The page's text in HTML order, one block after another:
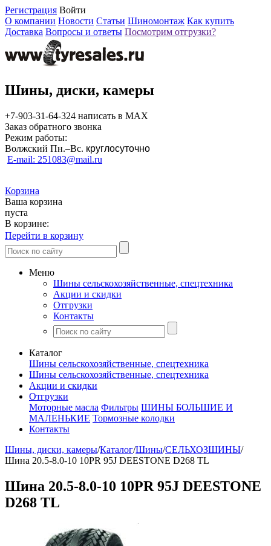
Регистрация Войти
О компании Новости Статьи Шиномонтаж Как купить
Доставка Вопросы и ответы Посмотрим отгрузки?
Шины, диски, камеры
+7-903-31-64-324 написать в MAX
Заказ обратного звонка
Режим работы:
Волжский Пн.–Вс. круглосуточно
E-mail: 251083@mail.ru
Корзина
Ваша корзина
пуста
В корзине:
Перейти в корзину
Меню
Шины сельскохозяйственные, спецтехника
Акции и скидки
Отгрузки
Контакты
Каталог
Шины сельскохозяйственные, спецтехника
Шины сельскохозяйственные, спецтехника
Акции и скидки
Отгрузки
Моторные масла Фильтры ШИНЫ БОЛЬШИЕ И
МАЛЕНЬКИЕ Тормозные колодки
Контакты
Шины, диски, камеры/Каталог/Шины/СЕЛЬХОЗШИНЫ/
Шина 20.5-8.0-10 10PR 95J DEESTONE D268 TL
Шина 20.5-8.0-10 10PR 95J DEESTONE
D268 TL